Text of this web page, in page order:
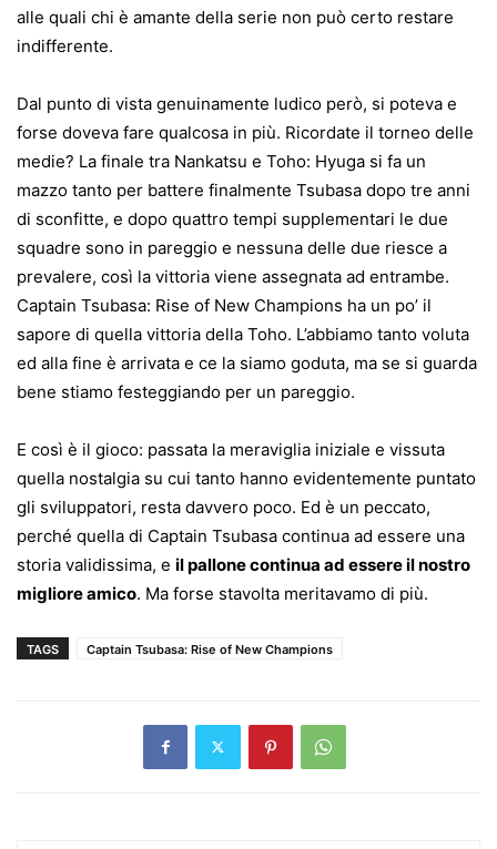
alle quali chi è amante della serie non può certo restare
indifferente.
Dal punto di vista genuinamente ludico però, si poteva e
forse doveva fare qualcosa in più. Ricordate il torneo delle
medie? La finale tra Nankatsu e Toho: Hyuga si fa un
mazzo tanto per battere finalmente Tsubasa dopo tre anni
di sconfitte, e dopo quattro tempi supplementari le due
squadre sono in pareggio e nessuna delle due riesce a
prevalere, così la vittoria viene assegnata ad entrambe.
Captain Tsubasa: Rise of New Champions ha un po’ il
sapore di quella vittoria della Toho. L’abbiamo tanto voluta
ed alla fine è arrivata e ce la siamo goduta, ma se si guarda
bene stiamo festeggiando per un pareggio.
E così è il gioco: passata la meraviglia iniziale e vissuta
quella nostalgia su cui tanto hanno evidentemente puntato
gli sviluppatori, resta davvero poco. Ed è un peccato,
perché quella di Captain Tsubasa continua ad essere una
storia validissima, e il pallone continua ad essere il nostro
migliore amico. Ma forse stavolta meritavamo di più.
TAGS Captain Tsubasa: Rise of New Champions